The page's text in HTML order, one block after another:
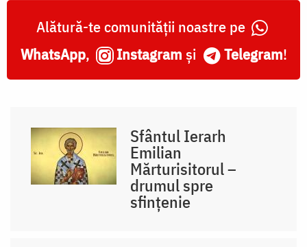
Alătură-te comunității noastre pe
WhatsApp, Instagram și Telegram!
Sfântul Ierarh
Emilian
Mărturisitorul –
drumul spre
sfințenie